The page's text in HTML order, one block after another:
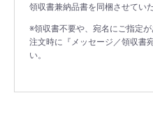
領収書兼納品書を同梱させてい
※領収書不要や、宛名にご指定
注文時に『メッセージ／領収書
い。